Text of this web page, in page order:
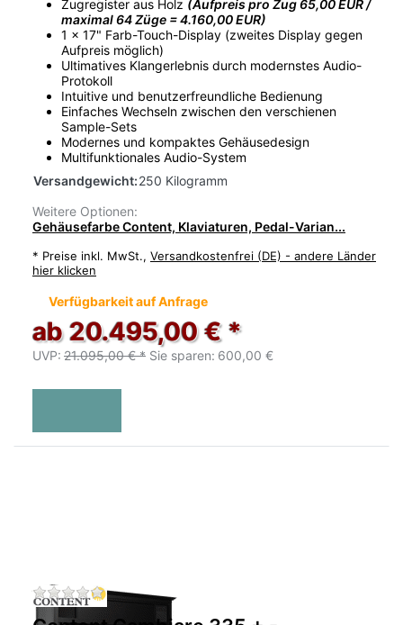
Zugregister aus Holz (Aufpreis pro Zug 65,00 EUR /
maximal 64 Züge = 4.160,00 EUR)
1 x 17" Farb-Touch-Display (zweites Display gegen
Aufpreis möglich)
Ultimatives Klangerlebnis durch modernstes Audio-
Protokoll
Intuitive und benutzerfreundliche Bedienung
Einfaches Wechseln zwischen den verschienen
Sample-Sets
Modernes und kompaktes Gehäusedesign
Multifunktionales Audio-System
Versandgewicht:250 Kilogramm
Weitere Optionen:
Gehäusefarbe Content, Klaviaturen, Pedal-Varian...
* Preise inkl. MwSt., Versandkostenfrei (DE) - andere Länder
hier klicken
Verfügbarkeit auf Anfrage
ab 20.495,00 € *
UVP: 21.095,00 € * Sie sparen: 600,00 €
Zu diesem Produkt liegen noch keine